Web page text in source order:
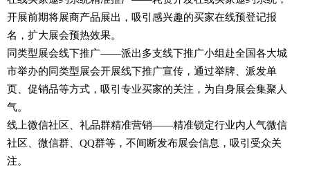
开展前期将展商产品展出，吸引感兴趣的买家在线预登记报
名，扩大展会预热效果。
同类型展会线下推广——派出多支线下推广小组赴全国各大城
市举办的同类型展会开展线下推广宣传，通过举牌、派发单
页、促销品等方式，吸引专业买家的关注，为自身展会集聚人
气。
线上微信社区、礼品群精准营销——精准锁定行业内人气微信
社区、微信群、QQ群等，不间断发布展会信息，吸引受众关
注。